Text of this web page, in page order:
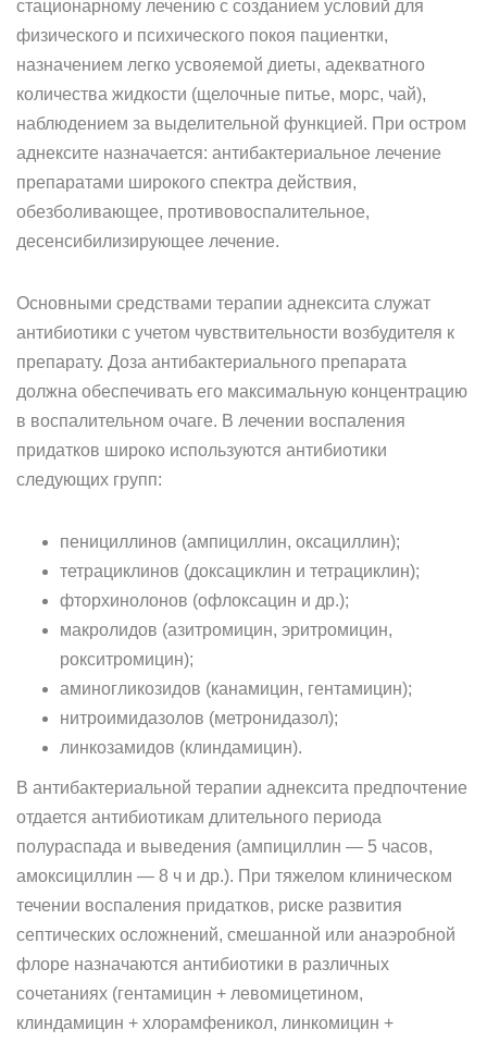
стационарному лечению с созданием условий для
физического и психического покоя пациентки,
назначением легко усвояемой диеты, адекватного
количества жидкости (щелочные питье, морс, чай),
наблюдением за выделительной функцией. При остром
аднексите назначается: антибактериальное лечение
препаратами широкого спектра действия,
обезболивающее, противовоспалительное,
десенсибилизирующее лечение.
Основными средствами терапии аднексита служат
антибиотики с учетом чувствительности возбудителя к
препарату. Доза антибактериального препарата
должна обеспечивать его максимальную концентрацию
в воспалительном очаге. В лечении воспаления
придатков широко используются антибиотики
следующих групп:
пенициллинов (ампициллин, оксациллин);
тетрациклинов (доксациклин и тетрациклин);
фторхинолонов (офлоксацин и др.);
макролидов (азитромицин, эритромицин,
рокситромицин);
аминогликозидов (канамицин, гентамицин);
нитроимидазолов (метронидазол);
линкозамидов (клиндамицин).
В антибактериальной терапии аднексита предпочтение
отдается антибиотикам длительного периода
полураспада и выведения (ампициллин — 5 часов,
амоксициллин — 8 ч и др.). При тяжелом клиническом
течении воспаления придатков, риске развития
септических осложнений, смешанной или анаэробной
флоре назначаются антибиотики в различных
сочетаниях (гентамицин + левомицетином,
клиндамицин + хлорамфеникол, линкомицин +